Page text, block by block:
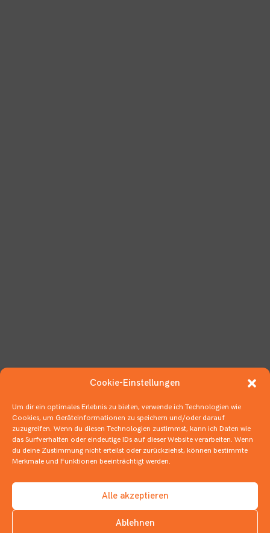
Cookie-Einstellungen
Um dir ein optimales Erlebnis zu bieten, verwende ich Technologien wie
Cookies, um Geräteinformationen zu speichern und/oder darauf
zuzugreifen. Wenn du diesen Technologien zustimmst, kann ich Daten wie
das Surfverhalten oder eindeutige IDs auf dieser Website verarbeiten. Wenn
du deine Zustimmung nicht erteilst oder zurückziehst, können bestimmte
Merkmale und Funktionen beeinträchtigt werden.
Alle akzeptieren
Ablehnen